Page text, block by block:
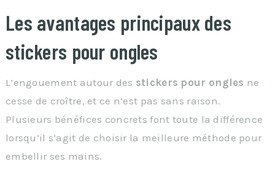
Les avantages principaux des
stickers pour ongles
L’engouement autour des stickers pour ongles ne
cesse de croître, et ce n’est pas sans raison.
Plusieurs bénéfices concrets font toute la différence
lorsqu’il s’agit de choisir la meilleure méthode pour
embellir ses mains.